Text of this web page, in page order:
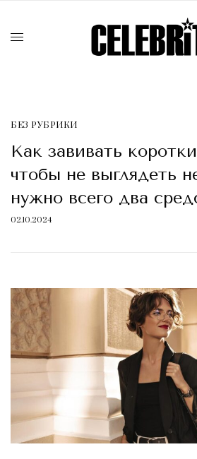
БЕЗ РУБРИКИ
Как завивать
чтобы не выглядеть
нужно всего два
02.10.2024